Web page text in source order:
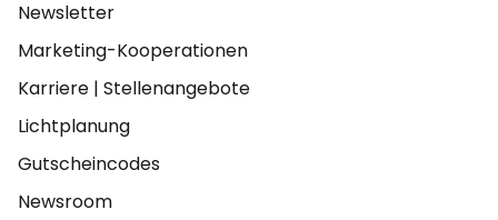
Newsletter
Marketing-Kooperationen
Karriere | Stellenangebote
Lichtplanung
Gutscheincodes
Newsroom